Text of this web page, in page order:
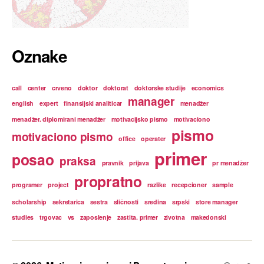
Oznake
call center crveno doktor doktorat doktorske studije
economics
english
expert finansijski analiticar manager
menadžer
menadžer. diplomirani menadžer
motivacijsko pismo motivaciono
motivaciono pismo office operater
pismo
posao praksa pravnik prijava primer pr menadžer
programer project propratno razlike recepcioner
sample
scholarship
sekretarica sestra sličnosti sredina srpski
store manager
studies
trgovac vs zaposlenje zastita. primer zivotna makedonski